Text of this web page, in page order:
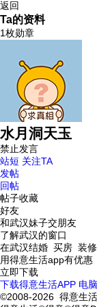
返回
Ta的资料
1枚勋章
水月洞天玉
禁止发言
站短 关注TA
发帖
回帖
帖子收藏
好友
和武汉妹子交朋友
了解武汉的窗口
在武汉结婚 买房 装
用得意生活app有优惠
立即下载
下载得意生活APP 电
©2008-2026 得意生